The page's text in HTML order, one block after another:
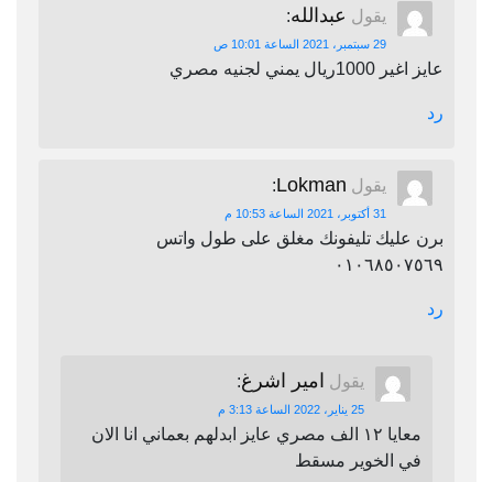
يقول عبدالله:
29 سبتمبر، 2021 الساعة 10:01 ص
عايز اغير 1000ريال يمني لجنيه مصري
رد
يقول Lokman
:
31 أكتوبر، 2021 الساعة 10:53 م
برن عليك تليفونك مغلق على طول واتس
٠١٠٦٨٥٠٧٥٦٩
رد
يقول امير اشرغ:
25 يناير، 2022 الساعة 3:13 م
معايا ١٢ الف مصري عايز ابدلهم بعماني انا الان
في الخوير مسقط